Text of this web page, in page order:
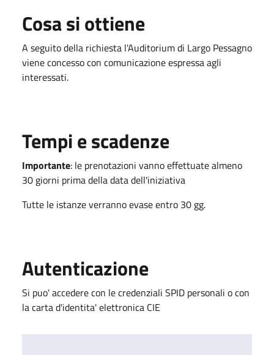
Cosa si ottiene
A seguito della richiesta l'Auditorium di Largo Pessagno
viene concesso con comunicazione espressa agli
interessati.
Tempi e scadenze
Importante: le prenotazioni vanno effettuate almeno
30 giorni prima della data dell'iniziativa
Tutte le istanze verranno evase entro 30 gg.
Autenticazione
Si puo' accedere con le credenziali SPID personali o con
la carta d'identita' elettronica CIE